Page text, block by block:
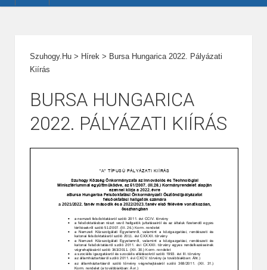
Szuhogy.hu > Hírek > Bursa Hungarica 2022. Pályázati
Kiírás
BURSA HUNGARICA
2022. PÁLYÁZATI KIÍRÁS